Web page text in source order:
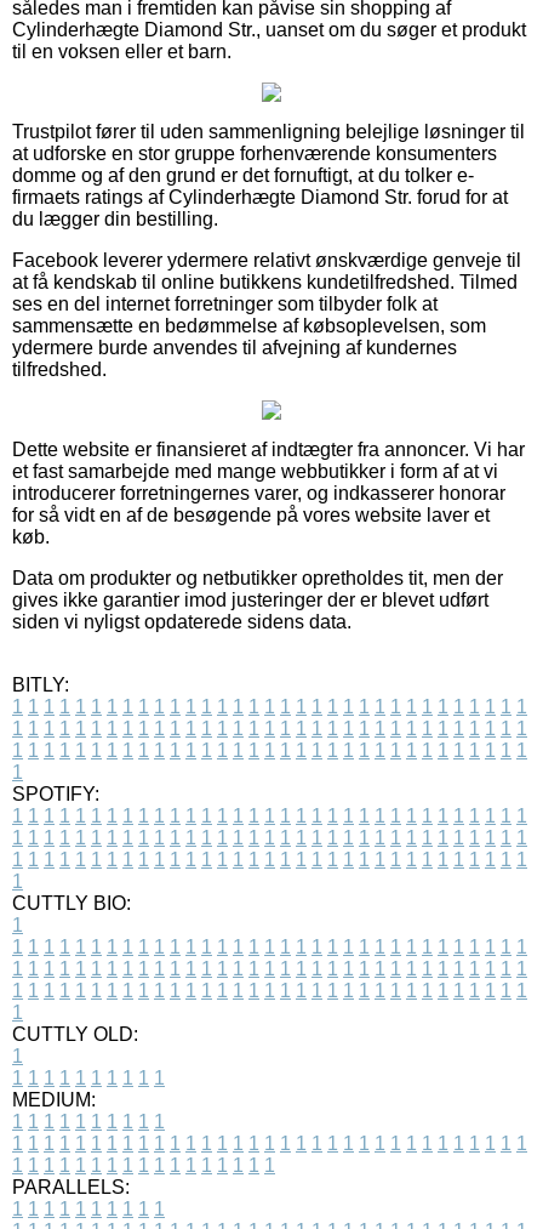
således man i fremtiden kan påvise sin shopping af
Cylinderhægte Diamond Str., uanset om du søger et produkt
til en voksen eller et barn.
Trustpilot fører til uden sammenligning belejlige løsninger til
at udforske en stor gruppe forhenværende konsumenters
domme og af den grund er det fornuftigt, at du tolker e-
firmaets ratings af Cylinderhægte Diamond Str. forud for at
du lægger din bestilling.
Facebook leverer ydermere relativt ønskværdige genveje til
at få kendskab til online butikkens kundetilfredshed. Tilmed
ses en del internet forretninger som tilbyder folk at
sammensætte en bedømmelse af købsoplevelsen, som
ydermere burde anvendes til afvejning af kundernes
tilfredshed.
Dette website er finansieret af indtægter fra annoncer. Vi har
et fast samarbejde med mange webbutikker i form af at vi
introducerer forretningernes varer, og indkasserer honorar
for så vidt en af de besøgende på vores website laver et
køb.
Data om produkter og netbutikker opretholdes tit, men der
gives ikke garantier imod justeringer der er blevet udført
siden vi nyligst opdaterede sidens data.
BITLY:
1 1 1 1 1 1 1 1 1 1 1 1 1 1 1 1 1 1 1 1 1 1 1 1 1 1 1 1 1 1 1 1 1
1 1 1 1 1 1 1 1 1 1 1 1 1 1 1 1 1 1 1 1 1 1 1 1 1 1 1 1 1 1 1 1 1
1 1 1 1 1 1 1 1 1 1 1 1 1 1 1 1 1 1 1 1 1 1 1 1 1 1 1 1 1 1 1 1 1
1
SPOTIFY:
1 1 1 1 1 1 1 1 1 1 1 1 1 1 1 1 1 1 1 1 1 1 1 1 1 1 1 1 1 1 1 1 1
1 1 1 1 1 1 1 1 1 1 1 1 1 1 1 1 1 1 1 1 1 1 1 1 1 1 1 1 1 1 1 1 1
1 1 1 1 1 1 1 1 1 1 1 1 1 1 1 1 1 1 1 1 1 1 1 1 1 1 1 1 1 1 1 1 1
1
CUTTLY BIO:
1
1 1 1 1 1 1 1 1 1 1 1 1 1 1 1 1 1 1 1 1 1 1 1 1 1 1 1 1 1 1 1 1 1
1 1 1 1 1 1 1 1 1 1 1 1 1 1 1 1 1 1 1 1 1 1 1 1 1 1 1 1 1 1 1 1 1
1 1 1 1 1 1 1 1 1 1 1 1 1 1 1 1 1 1 1 1 1 1 1 1 1 1 1 1 1 1 1 1 1
1
CUTTLY OLD:
1
1 1 1 1 1 1 1 1 1 1
MEDIUM:
1 1 1 1 1 1 1 1 1 1
1 1 1 1 1 1 1 1 1 1 1 1 1 1 1 1 1 1 1 1 1 1 1 1 1 1 1 1 1 1 1 1 1
1 1 1 1 1 1 1 1 1 1 1 1 1 1 1 1 1
PARALLELS:
1 1 1 1 1 1 1 1 1 1